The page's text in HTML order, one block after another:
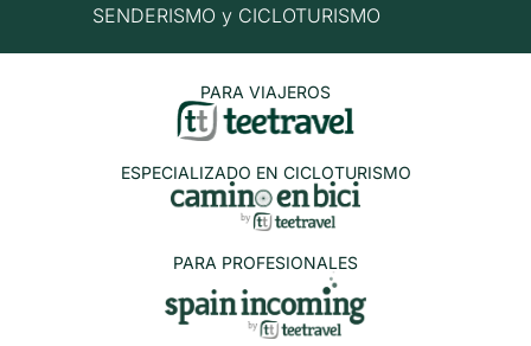
SENDERISMO y CICLOTURISMO
PARA VIAJEROS
ESPECIALIZADO EN CICLOTURISMO
PARA PROFESIONALES